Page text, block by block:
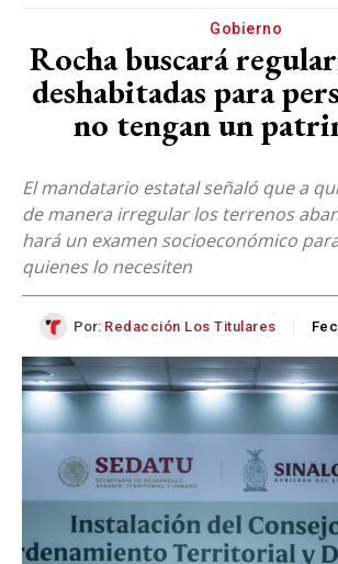
Gobierno
Rocha buscará
deshabitadas para
no tengan un
El mandatario estatal señaló que a
de manera irregular los terrenos
hará un examen socioeconómico
quienes lo necesiten
Por: Redacción Los Titulares